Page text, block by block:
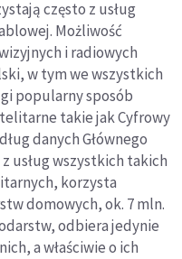
często z usług
Możliwość
i radiowych
w tym we wszystkich
popularny sposób
takie jak Cyfrowy
danych Głównego
usług wszystkich takich
korzysta
domowych, ok. 7 mln.
odbiera jedynie
a właściwie o ich